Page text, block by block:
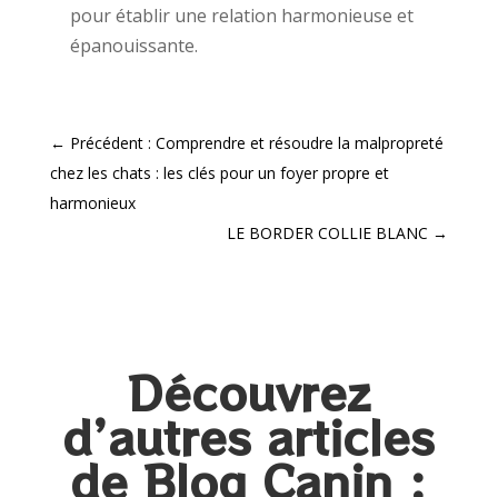
pour établir une relation harmonieuse et
épanouissante.
← Précédent : Comprendre et résoudre la malpropreté
chez les chats : les clés pour un foyer propre et
harmonieux
LE BORDER COLLIE BLANC →
Découvrez
d’autres articles
de Blog Canin :